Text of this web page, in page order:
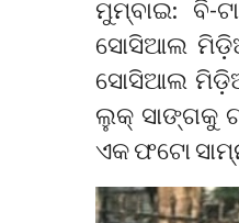
ମୁମ୍ବାଇ: ବି-
ସୋସିଆଲ
ସୋସିଆଲ
ଲୁକ୍‌ ସାଙ୍ଗକୁ
ଏକ ଫଟୋ